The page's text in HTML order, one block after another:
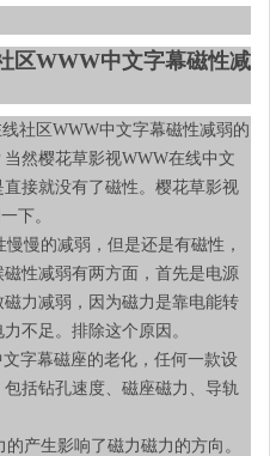
中文字幕磁性减
线社区WWW中文字幕磁性减弱的
？当然樱花草影视WWW在线中文
接就没有了磁性。樱花草影视
。
的减弱，但是还是有磁性，
性减弱有两方面，首先是电源
磁力减弱，因为磁力是靠电能转
足。排除这个原因。
字幕磁座的老化，任何一款设
括钻孔速度、磁座磁力、导轨
生影响了磁力磁力的方向。